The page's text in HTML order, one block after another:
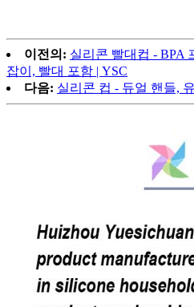
이전의: 실리콘 빨대컵 - BPA
잡이, 빨대 포함 | YSC
다음: 실리콘 컵 - 듀얼 핸들,